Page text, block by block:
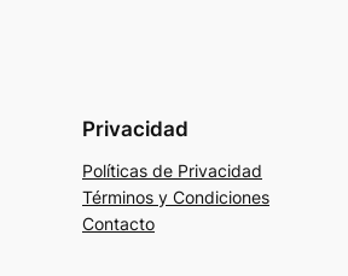
Privacidad
Políticas de Privacidad
Términos y Condiciones
Contacto